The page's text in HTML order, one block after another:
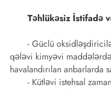
Təhlükəsiz İstifadə
- Güclü
qələvi kimyəvi
havalandırılan anbarlarda
- Kütləvi istehsal